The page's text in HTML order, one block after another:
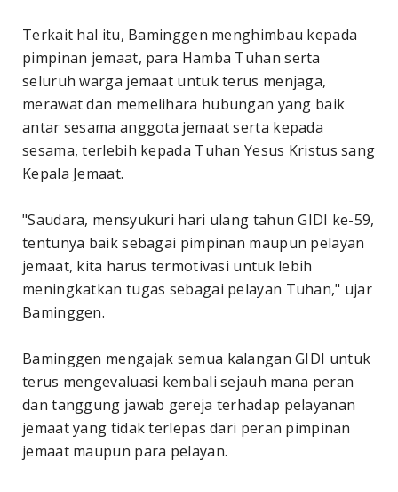
Terkait hal itu, Baminggen menghimbau kepada
pimpinan jemaat, para Hamba Tuhan serta
seluruh warga jemaat untuk terus menjaga,
merawat dan memelihara hubungan yang baik
antar sesama anggota jemaat serta kepada
sesama, terlebih kepada Tuhan Yesus Kristus sang
Kepala Jemaat.
"Saudara, mensyukuri hari ulang tahun GIDI ke-59,
tentunya baik sebagai pimpinan maupun pelayan
jemaat, kita harus termotivasi untuk lebih
meningkatkan tugas sebagai pelayan Tuhan," ujar
Baminggen.
Baminggen mengajak semua kalangan GIDI untuk
terus mengevaluasi kembali sejauh mana peran
dan tanggung jawab gereja terhadap pelayanan
jemaat yang tidak terlepas dari peran pimpinan
jemaat maupun para pelayan.